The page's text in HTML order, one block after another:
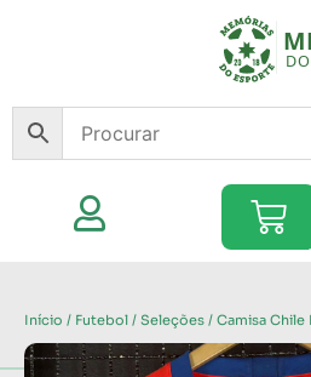
Início / Futebol / Seleções / Camisa Chile